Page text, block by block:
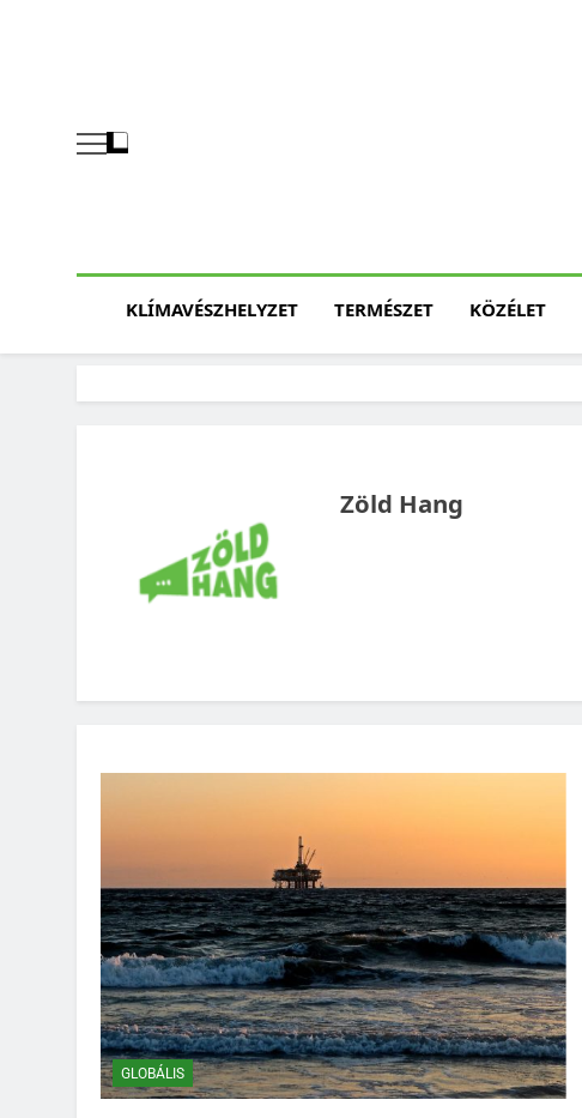
KLÍMAVÉSZHELYZET TERMÉSZET KÖZÉLET
Zöld Hang
GLOBÁLIS